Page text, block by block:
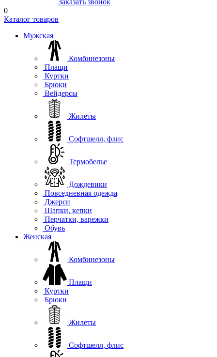
0
Каталог товаров
Мужская
Комбинезоны
Плащи
Куртки
Брюки
Вейдерсы
Жилеты
Софтшелл, флис
Термобелье
Дождевики
Повседневная одежда
Джерси
Шапки, кепки
Перчатки, варежки
Обувь
Женская
Комбинезоны
Плащи
Куртки
Брюки
Жилеты
Софтшелл, флис